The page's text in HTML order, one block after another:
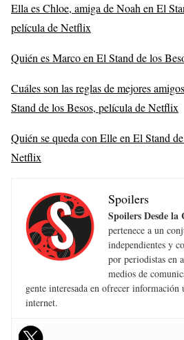
Ella es Chloe, amiga de Noah en El
película de Netflix
Quién es Marco en El Stand de los
Cuáles son las reglas de mejores
Stand de los Besos, película de Netflix
Quién se queda con Elle en El Stand
Netflix
Spoilers
Spoilers Desde la
pertenece a un
independientes y
por periodistas en
medios de
gente interesada en ofrecer
internet.